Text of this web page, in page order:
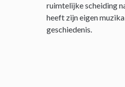
ruimtelijke scheiding
heeft zijn eigen
geschiedenis.